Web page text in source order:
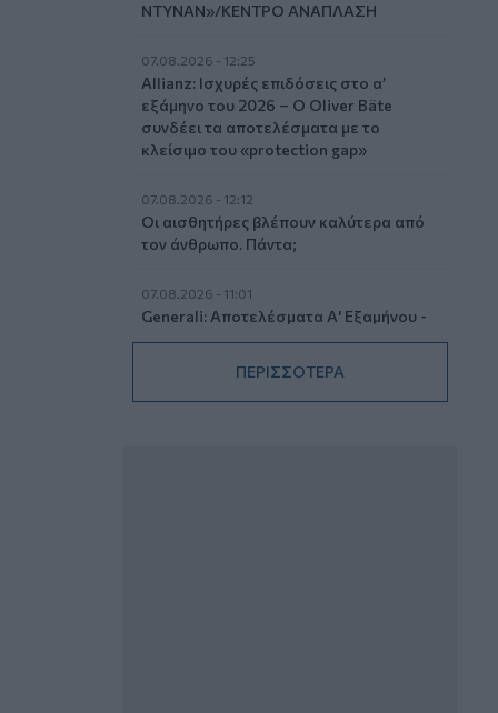
ΝΤΥΝΑΝ»/ΚΕΝΤΡΟ ΑΝΑΠΛΑΣΗ
07.08.2026 - 12:25
Allianz: Ισχυρές επιδόσεις στο α’
εξάμηνο του 2026 – Ο Oliver Bäte
συνδέει τα αποτελέσματα με το
κλείσιμο του «protection gap»
07.08.2026 - 12:12
Οι αισθητήρες βλέπουν καλύτερα από
τον άνθρωπο. Πάντα;
07.08.2026 - 11:01
Generali: Αποτελέσματα Α' Εξαμήνου -
Εξαιρετική ανάπτυξη στα Λειτουργικά
Αποτελέσματα με συμβολή από όλες
τις επιχειρηματικές δραστηριότητες
ΠΕΡΙΣΣΟΤΕΡΑ